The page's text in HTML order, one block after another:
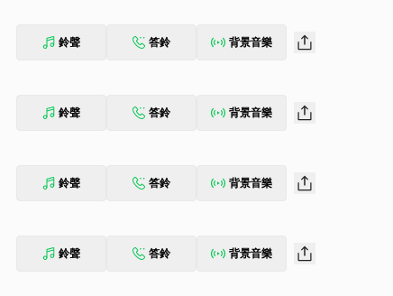
鈴聲 答鈴 背景音樂
鈴聲 答鈴 背景音樂
鈴聲 答鈴 背景音樂
鈴聲 答鈴 背景音樂